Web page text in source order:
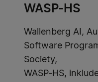
WASP-HS
Wallenberg AI,
Software
Society,
WASP-HS,